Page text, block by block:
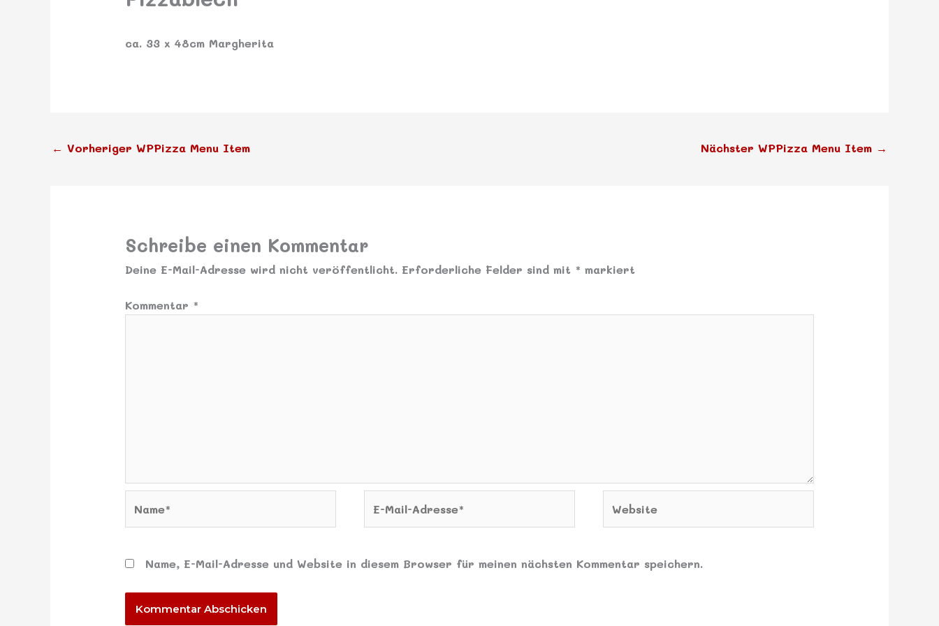
ca. 33 x 48cm Margherita
← Vorheriger WPPizza Menu Item Nächster WPPizza Menu Item →
Schreibe einen Kommentar
Deine E-Mail-Adresse wird nicht veröffentlicht. Erforderliche Felder sind mit * markiert
Kommentar *
Mail-
Name, E-Mail-Adresse und Website in diesem Browser für meinen nächsten Kommentar speichern.